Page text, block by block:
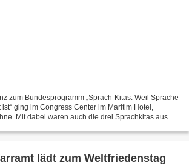
zum Bundesprogramm „Sprach-Kitas: Weil Sprache
ging im Congress Center im Maritim Hotel,
Mit dabei waren auch die drei Sprachkitas aus
lädt zum Weltfriedenstag